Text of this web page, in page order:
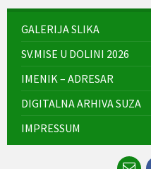
GALERIJA SLIKA
SV.MISE U DOLINI 2026
IMENIK – ADRESAR
DIGITALNA ARHIVA SUZA
IMPRESSUM